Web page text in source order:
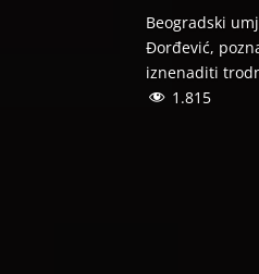
Beogradski
Đorđević,
iznenaditi
1.815